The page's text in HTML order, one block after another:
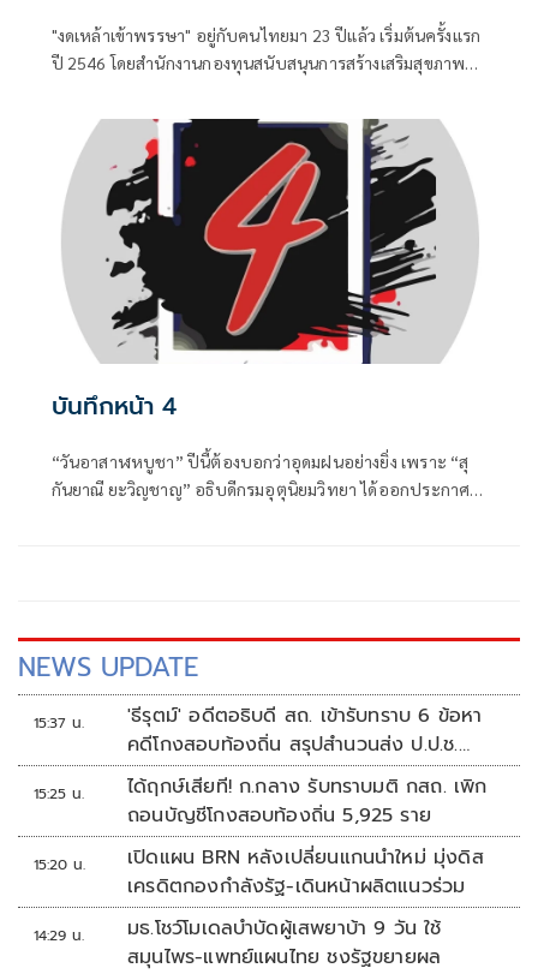
"งดเหล้าเข้าพรรษา" อยู่กับคนไทยมา 23 ปีแล้ว เริ่มต้นครั้งแรก
ปี 2546 โดยสำนักงานกองทุนสนับสนุนการสร้างเสริมสุขภาพ
เมื่อวันที่ 8 กรกฎาคม 2551 ประกาศให้วันเข้าพรรษาของทุกปี
เป็น "วันงดดื่มสุราแห่งชาติ" เพื่อสนับสนุนส่งเสริมให้ประชาชน
งดดื่มเหล้าในช่วงเทศกาลเข้าพรรษา
บันทึกหน้า 4
“วันอาสาฬหบูชา” ปีนี้ต้องบอกว่าอุดมฝนอย่างยิ่ง เพราะ “สุ
กันยาณี ยะวิญชาญ” อธิบดีกรมอุตุนิยมวิทยา ได้ออกประกาศ
NEWS UPDATE
15:37 น.
'ธีรุตม์' อดีตอธิบดี สถ. เข้ารับทราบ 6 ข้อหา
คดีโกงสอบท้องถิ่น สรุปสำนวนส่ง ป.ป.ช.
สัปดาห์หน้า
15:25 น.
ได้ฤกษ์เสียที! ก.กลาง รับทราบมติ กสถ. เพิก
ถอนบัญชีโกงสอบท้องถิ่น 5,925 ราย
15:20 น.
เปิดแผน BRN หลังเปลี่ยนแกนนำใหม่ มุ่งดิส
เครดิตกองกำลังรัฐ-เดินหน้าผลิตแนวร่วม
14:29 น.
มธ.โชว์โมเดลบำบัดผู้เสพยาบ้า 9 วัน ใช้
สมุนไพร-แพทย์แผนไทย ชงรัฐขยายผล